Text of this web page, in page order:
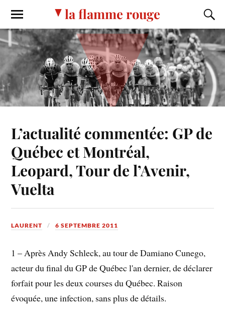
la flamme rouge
L’actualité commentée: GP de
Québec et Montréal,
Leopard, Tour de l’Avenir,
Vuelta
LAURENT 6 SEPTEMBRE 2011
1 – Après Andy Schleck, au tour de Damiano Cunego,
acteur du final du GP de Québec l'an dernier, de déclarer
forfait pour les deux courses du Québec. Raison
évoquée, une infection, sans plus de détails.